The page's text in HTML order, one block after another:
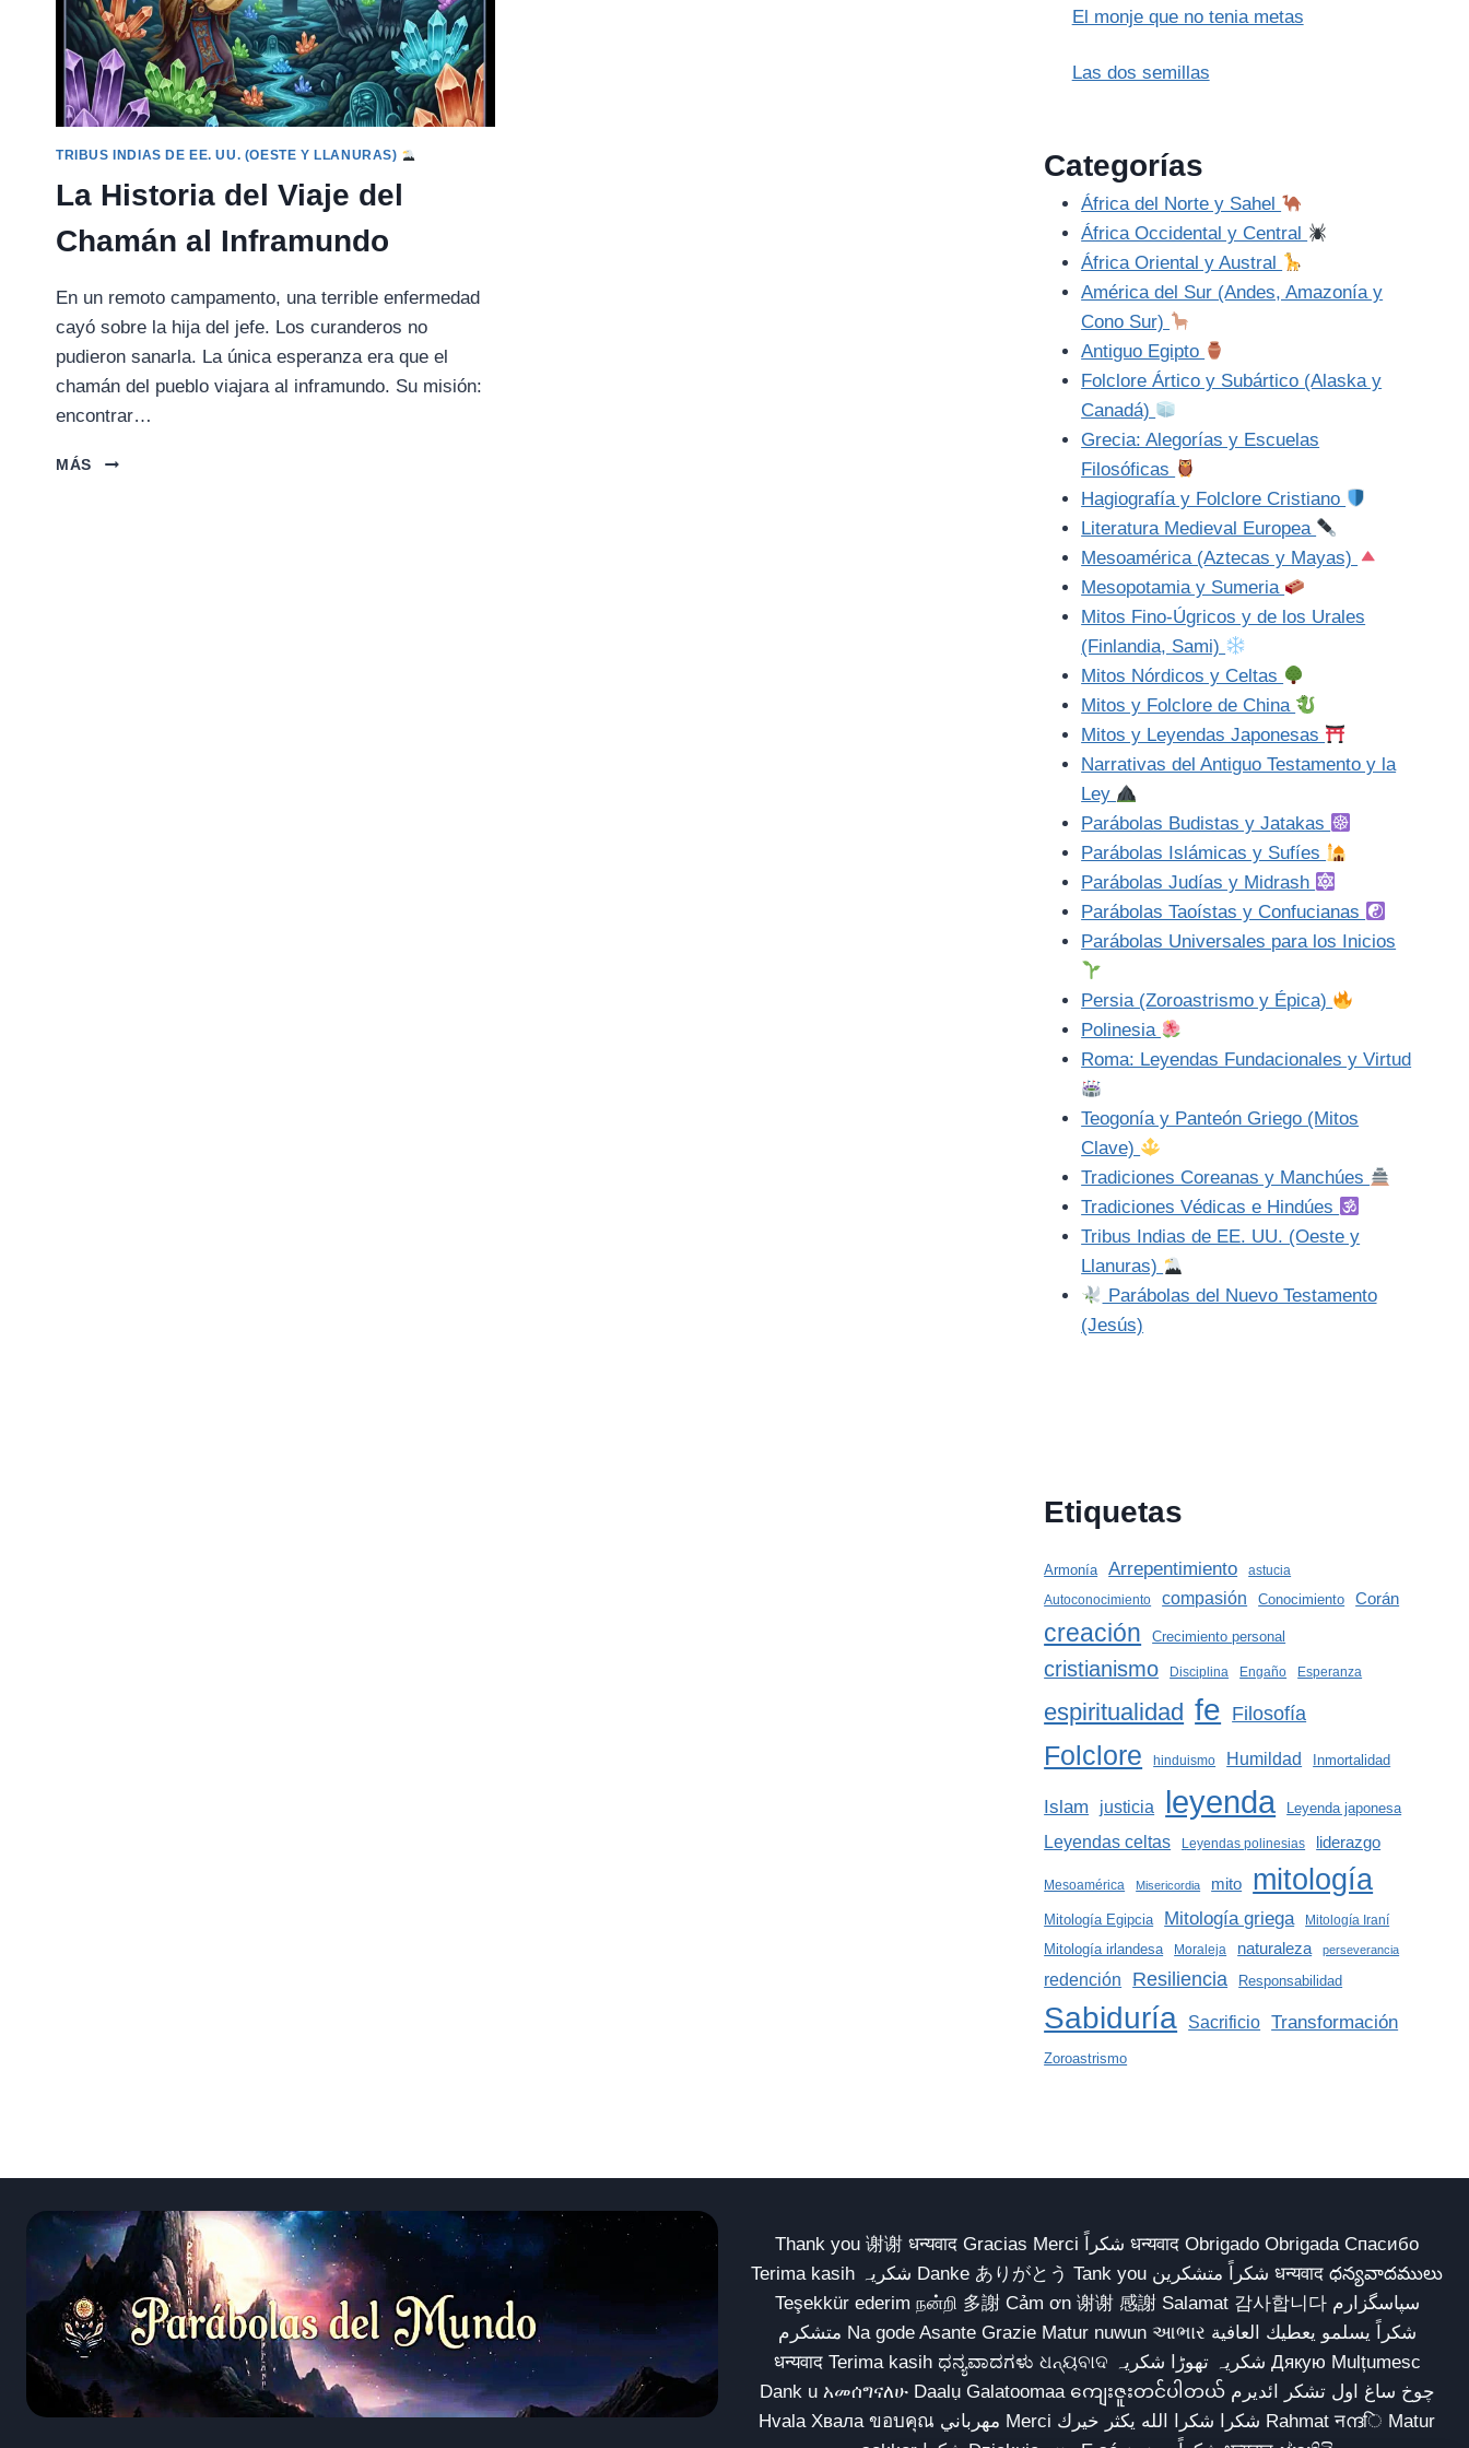
TRIBUS INDIAS DE EE. UU. (OESTE Y LLANURAS)
La Historia del Viaje del
Chamán al Inframundo
En un remoto campamento, una terrible enfermedad
cayó sobre la hija del jefe. Los curanderos no
pudieron sanarla. La única esperanza era que el
chamán del pueblo viajara al inframundo. Su misión:
encontrar…
MÁS
LA
El monje que no tenia metas
Las dos semillas
Categorías
África del Norte y Sahel
África Occidental y Central
África Oriental y Austral
América del Sur (Andes, Amazonía y
Cono Sur)
Antiguo Egipto
Folclore Ártico y Subártico (Alaska y
Canadá)
Grecia: Alegorías y Escuelas
Filosóficas
Hagiografía y Folclore Cristiano
Literatura Medieval Europea
Mesoamérica (Aztecas y Mayas)
Mesopotamia y Sumeria
Mitos Fino-Úgricos y de los Urales
(Finlandia, Sami)
Mitos Nórdicos y Celtas
Mitos y Folclore de China
Mitos y Leyendas Japonesas
Narrativas del Antiguo Testamento y la
Ley
Parábolas Budistas y Jatakas
Parábolas Islámicas y Sufíes
Parábolas Judías y Midrash
Parábolas Taoístas y Confucianas
Parábolas Universales para los Inicios
Persia (Zoroastrismo y Épica)
Polinesia
Roma: Leyendas Fundacionales y Virtud
Teogonía y Panteón Griego (Mitos
Clave)
Tradiciones Coreanas y Manchúes
Tradiciones Védicas e Hindúes
Tribus Indias de EE. UU. (Oeste y
Llanuras)
Parábolas del Nuevo Testamento
(Jesús)
Etiquetas
Armonía Arrepentimiento
astucia
Autoconocimiento
compasión Conocimiento Corán
creación Crecimiento personal
cristianismo Disciplina Engaño Esperanza
espiritualidad fe Filosofía
Folclore hinduismo Humildad Inmortalidad
Islam justicia leyenda Leyenda japonesa
Leyendas celtas Leyendas polinesias liderazgo
Mesoamérica Misericordia mito mitología
Mitología Egipcia Mitología griega Mitología Iraní
Mitología irlandesa Moraleja naturaleza perseverancia
redención Resiliencia Responsabilidad
Sabiduría Sacrificio Transformación
Zoroastrismo
Thank you 谢谢 धन्यवाद Gracias Merci شكراً धन्यवाद Obrigado Obrigada Спасибо
Terima kasih شکریہ Danke ありがとう Tank you شكراً متشكرين धन्यवाद ధన్యవాదములు
Teşekkür ederim நன்றி 多謝 Cảm ơn 谢谢 感謝 Salamat 감사합니다 سپاسگزارم
متشکرم Na gode Asante Grazie Matur nuwun આભાર شكراً يسلمو يعطيك العافية
धन्यवाद Terima kasih ಧನ್ಯವಾದಗಳು ଧନ୍ୟବାଦ شکریہ تھوڑا شکریہ Дякую Mulțumesc
Dank u አመሰግናለሁ Daalụ Galatoomaa ကျေးဇူးတင်ပါတယ် چوخ ساغ اول تشکر ائدیرم
Hvala Хвала ขอบคุณ مهرباني Merci شكرا شكرا الله يكثر خيرك Rahmat नന്ദि Matur